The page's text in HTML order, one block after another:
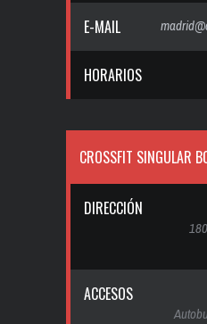
E-MAIL
HORARIOS
CROSSFIT SINGULAR
DIRECCIÓN
ACCESOS